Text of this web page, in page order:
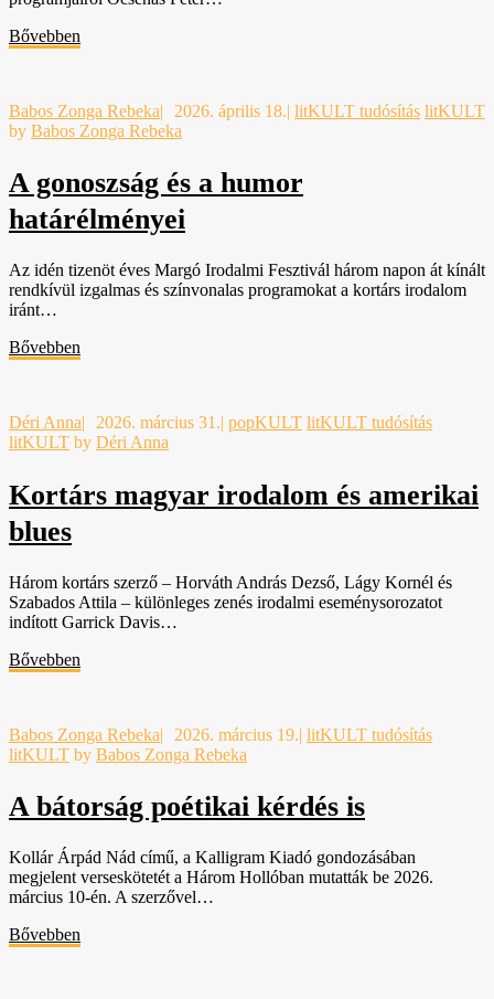
Bővebben
Babos Zonga Rebeka| 2026. április 18.| litKULT tudósítás litKULT
by Babos Zonga Rebeka
A gonoszság és a humor
határélményei
Az idén tizenöt éves Margó Irodalmi Fesztivál három napon át kínált
rendkívül izgalmas és színvonalas programokat a kortárs irodalom
iránt…
Bővebben
Déri Anna| 2026. március 31.| popKULT litKULT tudósítás
litKULT by Déri Anna
Kortárs magyar irodalom és amerikai
blues
Három kortárs szerző – Horváth András Dezső, Lágy Kornél és
Szabados Attila – különleges zenés irodalmi eseménysorozatot
indított Garrick Davis…
Bővebben
Babos Zonga Rebeka| 2026. március 19.| litKULT tudósítás
litKULT by Babos Zonga Rebeka
A bátorság poétikai kérdés is
Kollár Árpád Nád című, a Kalligram Kiadó gondozásában
megjelent verseskötetét a Három Hollóban mutatták be 2026.
március 10-én. A szerzővel…
Bővebben